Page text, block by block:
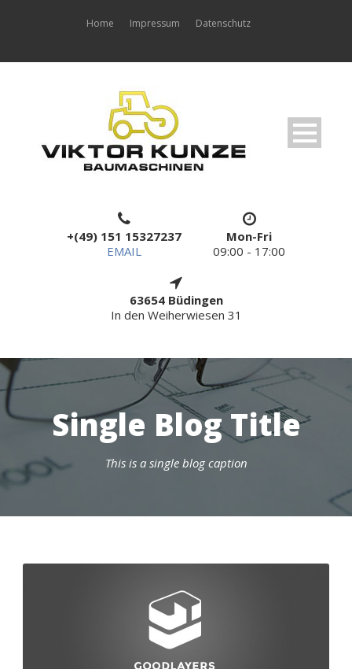
Home Impressum Datenschutz
+(49) 151 15327237
EMAIL
Mon-Fri
09:00 - 17:00
63654 Büdingen
In den Weiherwiesen 31
Single Blog Title
This is a single blog caption